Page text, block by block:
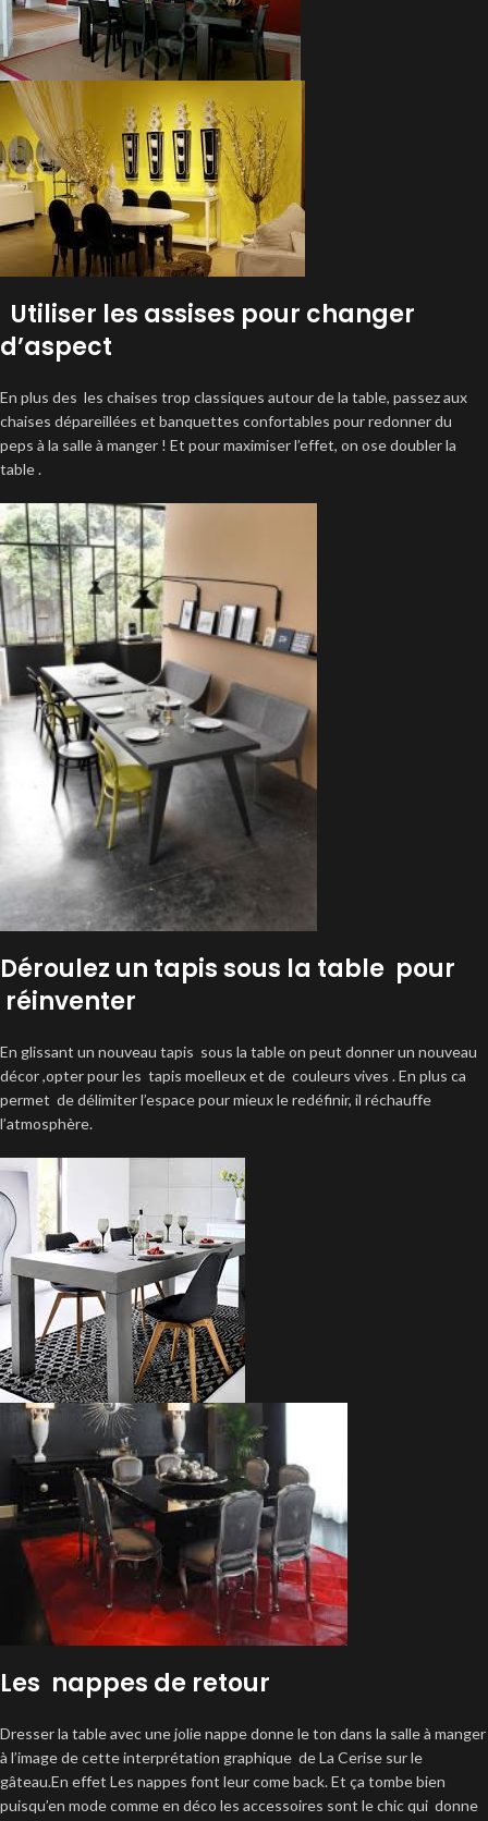
Utiliser les assises pour changer
d’aspect
En plus des les chaises trop classiques autour de la table, passez aux
chaises dépareillées et banquettes confortables pour redonner du
peps à la salle à manger ! Et pour maximiser l’effet, on ose doubler la
table .
Déroulez un tapis sous la table pour
réinventer
En glissant un nouveau tapis sous la table on peut donner un nouveau
décor ,opter pour les tapis moelleux et de couleurs vives . En plus ca
permet de délimiter l’espace pour mieux le redéfinir, il réchauffe
l’atmosphère.
Les nappes de retour
Dresser la table avec une jolie nappe donne le ton dans la salle à manger
à l’image de cette interprétation graphique de La Cerise sur le
gâteau.En effet Les nappes font leur come back. Et ça tombe bien
puisqu’en mode comme en déco les accessoires sont le chic qui donne